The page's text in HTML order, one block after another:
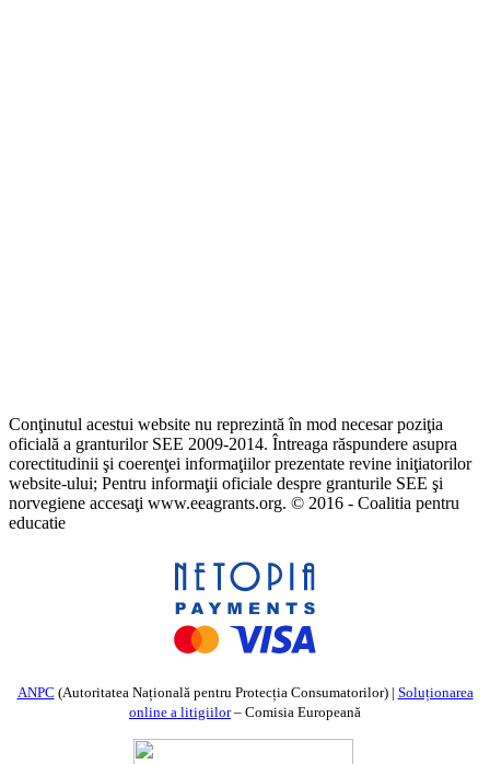
Conţinutul acestui website nu reprezintă în mod necesar poziţia
oficială a granturilor SEE 2009-2014. Întreaga răspundere asupra
corectitudinii şi coerenţei informaţiilor prezentate revine iniţiatorilor
website-ului; Pentru informaţii oficiale despre granturile SEE şi
norvegiene accesaţi www.eeagrants.org. © 2016 - Coalitia pentru
educatie
ANPC (Autoritatea Națională pentru Protecția Consumatorilor) | Soluționarea
online a litigiilor– Comisia Europeană